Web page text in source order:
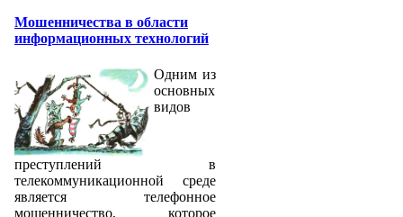
Мошенничества в области
информационных технологий
Одним из
основных
видов
преступлений в
телекоммуникационной среде
является телефонное
мошенничество, которое